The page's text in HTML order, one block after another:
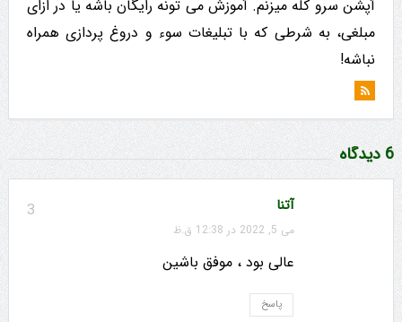
آپشن سرو کله میزنم. آموزش می تونه رایگان باشه یا در ازای
مبلغی، به شرطی که با تبلیغات سوء و دروغ پردازی همراه
نباشه!
6 دیدگاه
3 آتنا
می 5, 2022 در 12:38 ق.ظ
عالی بود ، موفق باشین
پاسخ